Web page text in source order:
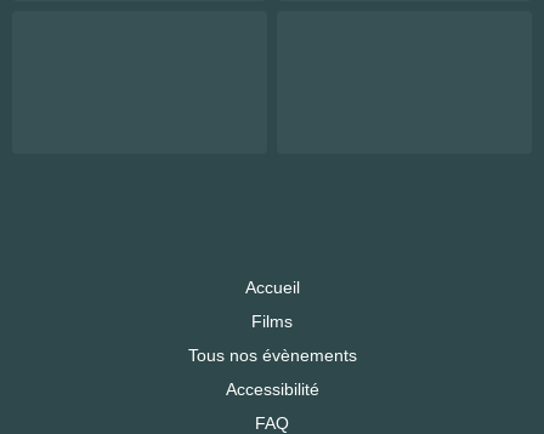
Accueil
Films
Tous nos évènements
Accessibilité
FAQ